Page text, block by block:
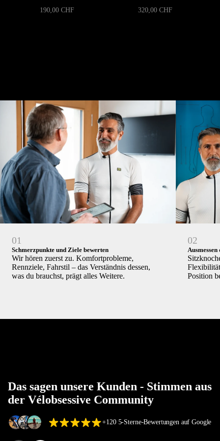
190,00 CHF 320,00 CHF
01
Schmerzpunkte und Ziele bewerten
Wir hören zuerst zu. Komfortprobleme,
Rennziele, Fahrstil – das Verständnis dessen,
was du brauchst, prägt alles Weitere.
02
Position
Das sagen unsere Kunden - Stimmen aus
der Vélobsessive Community
+120 5-Sterne-Bewertungen auf Google